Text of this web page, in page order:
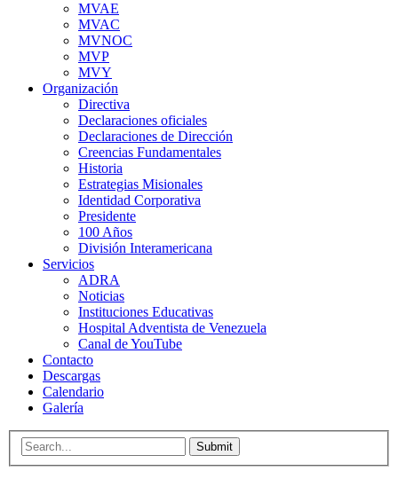
MVAE
MVAC
MVNOC
MVP
MVY
Organización
Directiva
Declaraciones oficiales
Declaraciones de Dirección
Creencias Fundamentales
Historia
Estrategias Misionales
Identidad Corporativa
Presidente
100 Años
División Interamericana
Servicios
ADRA
Noticias
Instituciones Educativas
Hospital Adventista de Venezuela
Canal de YouTube
Contacto
Descargas
Calendario
Galería
Submit